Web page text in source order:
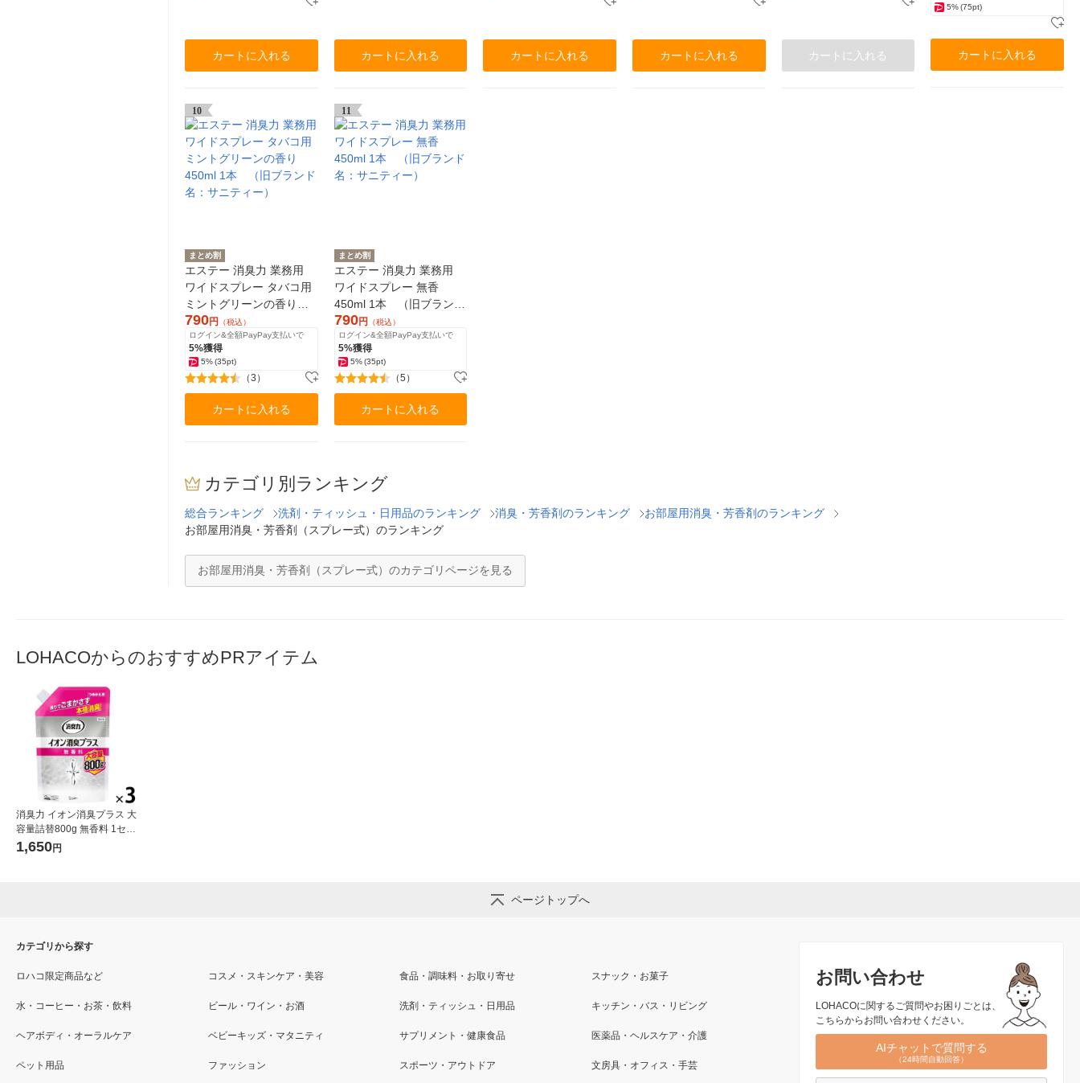
カートに入れる カートに入れる カートに入れる カートに入れる カートに入れる
5% (75pt)
カートに入れる
10
まとめ割
エステー 消臭力 業務用
ワイドスプレー タバコ用
ミントグリーンの香り
450ml 1本 （旧ブランド
名：サニティー）
790円
（税込）
ログイン&全額PayPay支払いで
5%獲得
5%(35pt)
（3）
カートに入れる
11
まとめ割
エステー 消臭力 業務用
ワイドスプレー 無香
450ml 1本 （旧ブランド
名：サニティー）
790円
（税込）
ログイン&全額PayPay支払いで
5%獲得
5% (35pt)
（5）
カートに入れる
カテゴリ別ランキング
総合ランキング 洗剤・ティッシュ・日用品のランキング 消臭・芳香剤のランキング
お部屋用消臭・芳香剤のランキング
お部屋用消臭・芳香剤（スプレー式）のランキング
お部屋用消臭・芳香剤（スプレー式）のカテゴリページを見る
LOHACOからのおすすめPRアイテム
消臭力 イオン消臭プラス 大
容量詰替800g 無香料 1セッ
ト（3個） エステー
1,650円
ページトップへ
お問い合わせ
LOHACOに関するご質問やお困りごとは、
こちらからお問い合わせください。
AIチャットで質問する
（24時間自動回答）
カテゴリから探す
ロハコ限定商品など コスメ・スキンケア・美容 食品・調味料・お取り寄せ スナック・お菓子
水・コーヒー・お茶・飲料 ビール・ワイン・お酒 洗剤・ティッシュ・日用品 キッチン・バス・リビング
ヘアボディ・オーラルケア ベビーキッズ・マタニティ サプリメント・健康食品 医薬品・ヘルスケア・介護
ペット用品 ファッション スポーツ・アウトドア 文房具・オフィス・手芸